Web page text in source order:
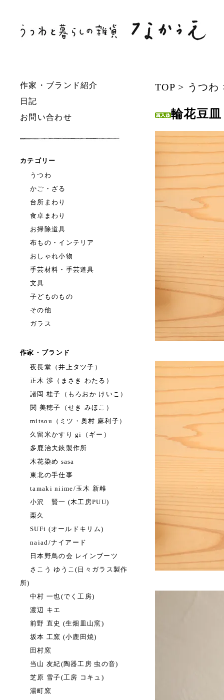
作家・ブランド紹介
日記
お問い合わせ
カテゴリー
うつわ
かご・ざる
台所まわり
食卓まわり
お掃除道具
布もの・インテリア
おしゃれ小物
手芸材料・手芸道具
文具
子どものもの
その他
ガラス
作家・ブランド
夜長堂（井上タツ子）
正木 渉（まさき わたる）
諸岡 桂子（もろおか けいこ）
関 美穂子（せき みほこ）
mitsou（ミツ・奥村 麻利子）
久留米かすり gi（ギー）
多鹿治夫鋏製作所
木花染め sasa
東北の手仕事
tamaki niime/玉木 新雌
小沢 賢一 (木工房PUU)
栗久
SUFi (オールドキリム)
naiad/ナイアード
日本野鳥の会 レインブーツ
さこう ゆうこ(日々ガラス製作
所)
中村 一也(でく工房)
渡辺 キエ
前野 直史 (生畑皿山窯)
坂本 工窯 (小鹿田焼)
田村窯
当山 友紀(陶器工房 虫の音)
芝原 雪子(工房 コキュ)
湯町窯
TOP> うつわ
輪花豆皿